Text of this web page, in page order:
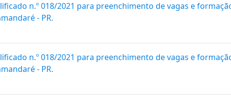
n.º 018/2021 para preenchimento de vagas e
- PR.
n.º 018/2021 para preenchimento de vagas e
- PR.